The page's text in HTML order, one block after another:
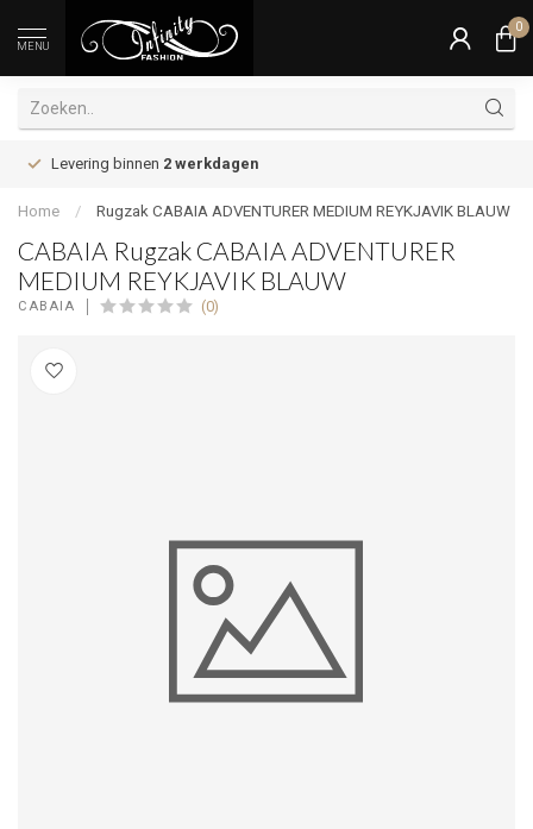
MENU
0
Levering binnen 2 werkdagen
Home / Rugzak CABAIA ADVENTURER MEDIUM REYKJAVIK BLAUW
CABAIA Rugzak CABAIA ADVENTURER
MEDIUM REYKJAVIK BLAUW
CABAIA (0)